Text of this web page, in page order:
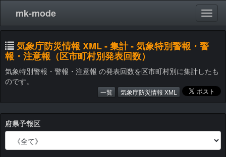
mk-mode
気象庁防災情報 XML - 集計 - 気象特別警報・警
報・注意報（区市町村別発表回数）
気象特別警報・警報・注意報 の発表回数を区市町村別に集計したも
のです。
一覧 気象庁防災情報 XML
府県予報区